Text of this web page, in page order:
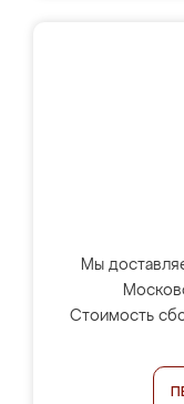
Мы
Стоимость